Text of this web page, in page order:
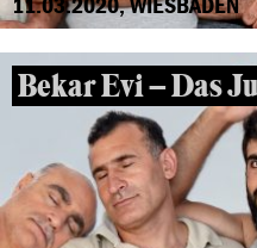
Bekar Evi – Das